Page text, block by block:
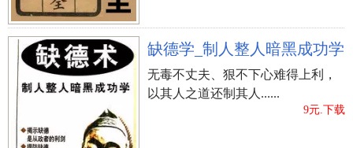
缺德学_制人整人暗黑成功学
无毒不丈夫、狠不下心难得上利，
以其人之道还制其人......
9元.下载